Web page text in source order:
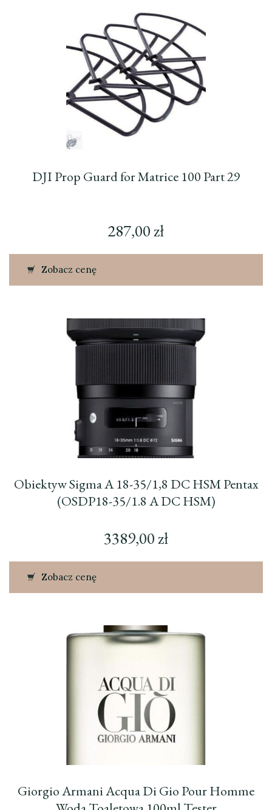
DJI Prop Guard for Matrice 100 Part 29
287,00zł
Zobacz cenę
Obiektyw Sigma A 18-35/1,8 DC HSM Pentax
(OSDP18-35/1.8 A DC HSM)
3389,00zł
Zobacz cenę
Giorgio Armani Acqua Di Gio Pour Homme